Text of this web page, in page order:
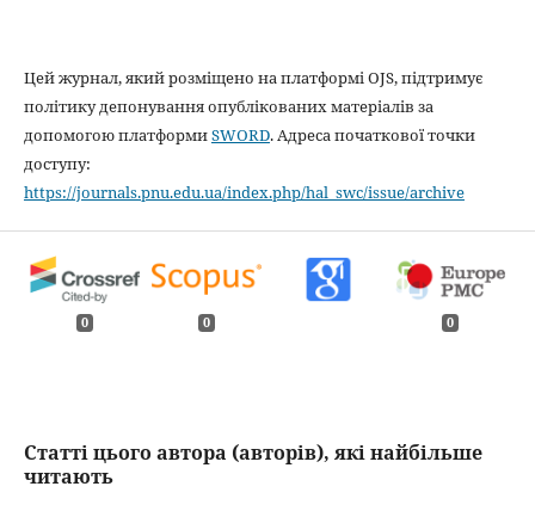
Цей журнал, який розміщено на платформі OJS, підтримує
політику депонування опублікованих матеріалів за
допомогою платформиSWORD. Адреса початкової точки
доступу:
https://journals.pnu.edu.ua/index.php/hal_swc/issue/archive
0 0 0
Статті цього автора (авторів), які найбільше
читають